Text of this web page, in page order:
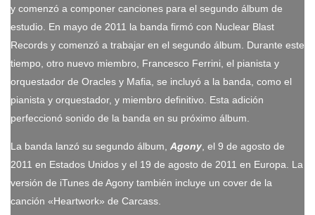
y comenzó a componer canciones para el segundo álbum de
estudio. En mayo de 2011 la banda firmó con Nuclear Blast
Records y comenzó a trabajar en el segundo álbum. Durante este
tiempo, otro nuevo miembro, Francesco Ferrini, el pianista y
orquestador de Oracles y Mafia, se incluyó a la banda, como el
pianista y orquestador, y miembro definitivo. Esta adición
perfeccionó sonido de la banda en su próximo álbum.
La banda lanzó su segundo álbum, Agony , el 9 de agosto de
2011 en Estados Unidos y el 19 de agosto de 2011 en Europa.​ La
versión de iTunes de Agony también incluye un cover de la
canción «Heartwork» de Carcass.